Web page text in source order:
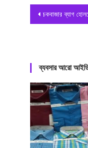
Post
চকবাজার ব্যাগ
ব্যবসার আরো